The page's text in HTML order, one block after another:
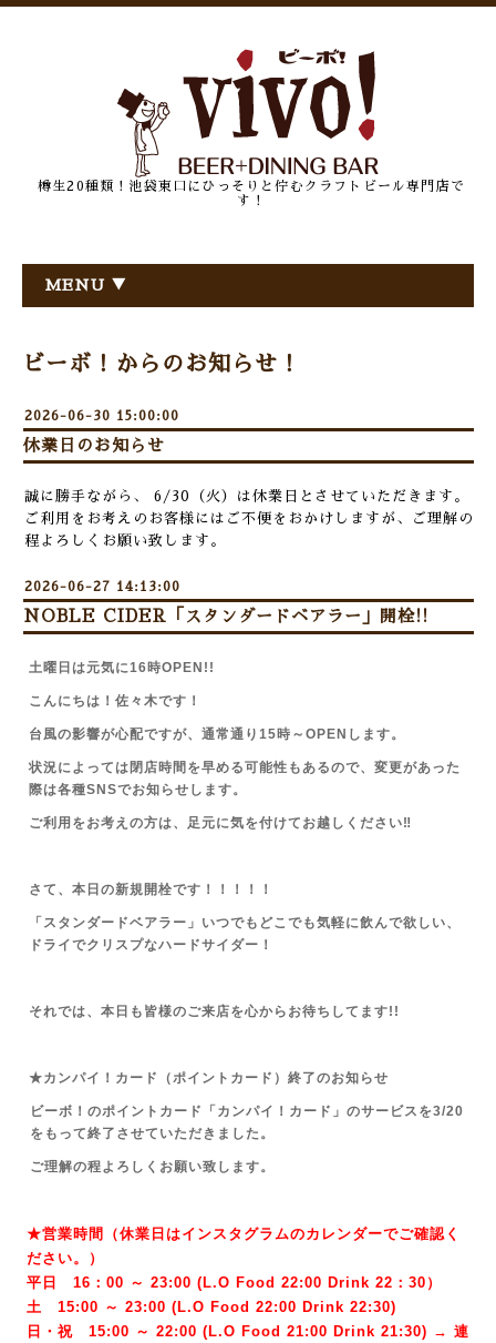
樽生20種類！池袋東口にひっそりと佇むクラフトビール専門店で
す！
MENU ▼
ビーボ！からのお知らせ！
2026-06-30 15:00:00
休業日のお知らせ
誠に勝手ながら、 6/30（火）は休業日とさせていただきます。
ご利用をお考えのお客様にはご不便をおかけしますが、ご理解の
程よろしくお願い致します。
2026-06-27 14:13:00
NOBLE CIDER「スタンダードベアラー」開栓!!
土曜日は元気に16時OPEN!!
こんにちは！佐々木です！
台風の影響が心配ですが、通常通り15時～OPENします。
状況によっては閉店時間を早める可能性もあるので、変更があった
際は各種SNSでお知らせします。
ご利用をお考えの方は、足元に気を付けてお越しください‼
さて、本日の新規開栓です！！！！！
「スタンダードベアラー」いつでもどこでも気軽に飲んで欲しい、
ドライでクリスプなハードサイダー！
それでは、本日も皆様のご来店を心からお待ちしてます!!
★カンパイ！カード（ポイントカード）終了のお知らせ
ビーボ！のポイントカード「カンパイ！カード」のサービスを3/20
をもって終了させていただきました。
ご理解の程よろしくお願い致します。
★営業時間（休業日はインスタグラムのカレンダーでご確認く
ださい。）
平日 16：00 ～ 23:00 (L.O Food 22:00 Drink 22：30）
土 15:00 ～ 23:00 ( L.O Food 22:00 Drink 22:30)
日・祝 15:00 ～ 22:00 ( L.O Food 21:00 Drink 21:30) → 連